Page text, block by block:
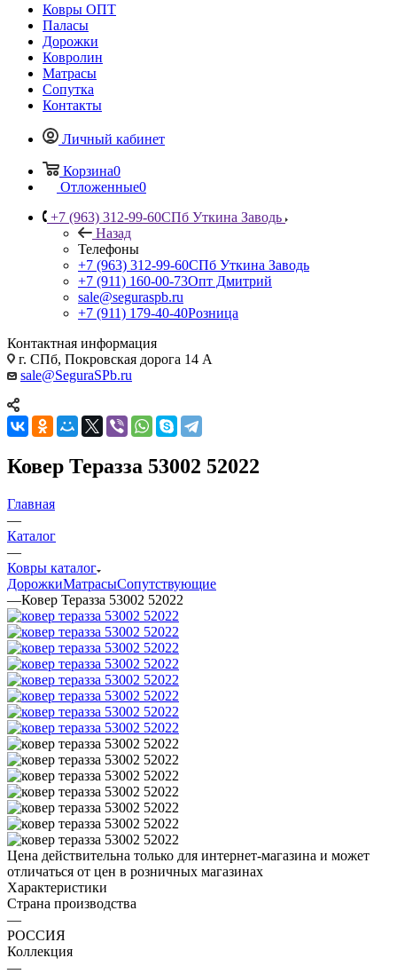
Ковры ОПТ
Паласы
Дорожки
Ковролин
Матрасы
Сопутка
Контакты
Личный кабинет
Корзина0
Отложенные0
+7 (963) 312-99-60СПб Уткина Заводь
Назад
Телефоны
+7 (963) 312-99-60СПб Уткина Заводь
+7 (911) 160-00-73Опт Дмитрий
sale@seguraspb.ru
+7 (911) 179-40-40Розница
Контактная информация
г. СПб, Покровская дорога 14 А
sale@SeguraSPb.ru
Ковер Теразза 53002 52022
Главная
—
Каталог
—
Ковры каталог
ДорожкиМатрасыСопутствующие
—Ковер Теразза 53002 52022
Цена действительна только для интернет-магазина и может
отличаться от цен в розничных магазинах
Характеристики
Страна производства
—
РОССИЯ
Коллекция
—